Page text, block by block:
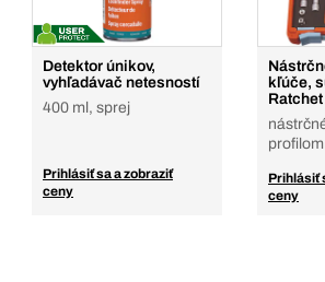
Detektor únikov,
vyhľadávač netesností
400 ml, sprej
Prihlásiť sa a zobraziť
ceny
kľúče,
Ratchet
Prihlásiť
ceny